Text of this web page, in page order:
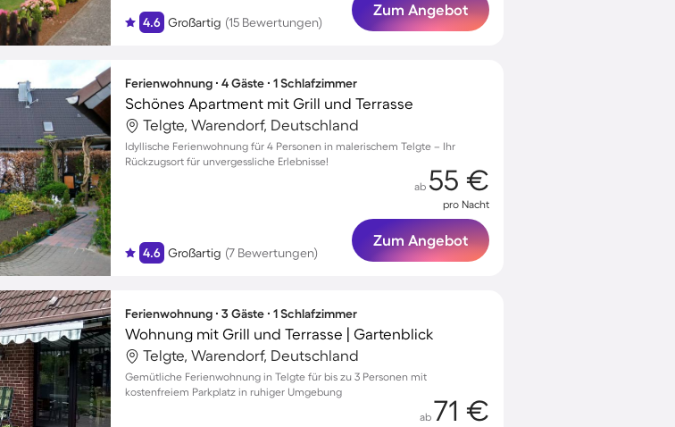
4.6 Großartig (15 Bewertungen)
Zum Angebot
Ferienwohnung ∙ 4 Gäste ∙ 1 Schlafzimmer
Schönes Apartment mit Grill und Terrasse
Telgte, Warendorf, Deutschland
Idyllische Ferienwohnung für 4 Personen in malerischem Telgte – Ihr
Rückzugsort für unvergessliche Erlebnisse!
4.6 Großartig (7 Bewertungen)
ab 55 €
pro Nacht
Zum Angebot
Ferienwohnung ∙ 3 Gäste ∙ 1 Schlafzimmer
Wohnung mit Grill und Terrasse | Gartenblick
Telgte, Warendorf, Deutschland
Gemütliche Ferienwohnung in Telgte für bis zu 3 Personen mit
kostenfreiem Parkplatz in ruhiger Umgebung
ab 71 €